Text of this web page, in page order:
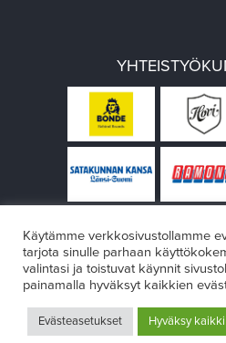
Design:VÄRIKÄS
Käytämme verkkosivustollamme
tarjota sinulle parhaan
valintasi ja toistuvat käynnit
painamalla hyväksyt kaikkien
Evästeasetukset Hyväksy kaikki